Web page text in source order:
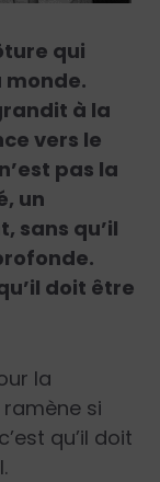
qui
monde.
à la
vers le
pas la
un
sans qu’il
doit être
la
si
qu’il doit